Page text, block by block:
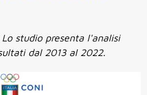
studio presenta l'analisi
dal 2013 al 2022.